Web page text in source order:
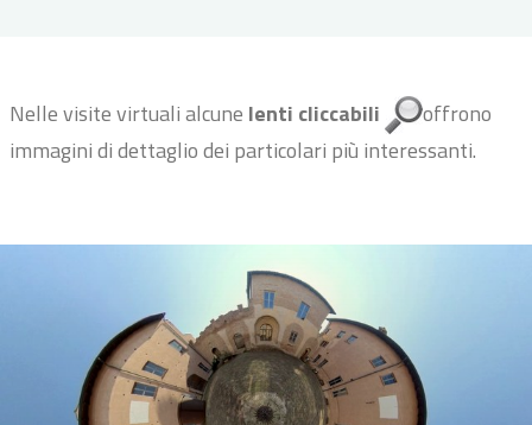
Nelle visite virtuali alcune lenti cliccabili
offrono
immagini di dettaglio dei particolari più interessanti.